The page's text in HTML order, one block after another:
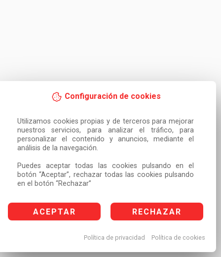
Configuración de cookies
Utilizamos cookies propias y de terceros para mejorar
nuestros servicios, para analizar el tráfico, para
personalizar el contenido y anuncios, mediante el
análisis de la navegación.
Puedes aceptar todas las cookies pulsando en el
botón “Aceptar”, rechazar todas las cookies pulsando
en el botón “Rechazar”
ACEPTAR RECHAZAR
Política de privacidad Política de cookies